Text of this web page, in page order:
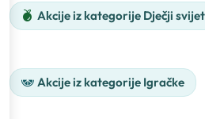
Akcije iz kategorije Dječji svijet
Akcije iz kategorije Igračke